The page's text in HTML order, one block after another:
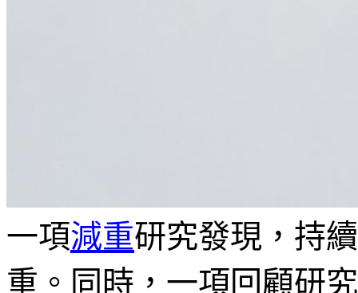
一項減重研究發現，持
重。同時，一項回顧研